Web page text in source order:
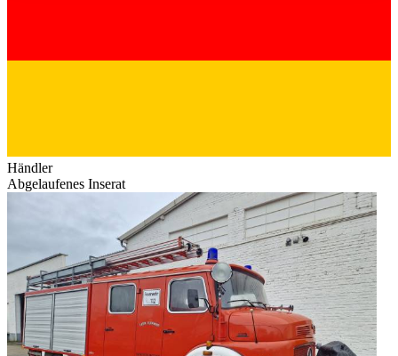
Händler
Abgelaufenes Inserat